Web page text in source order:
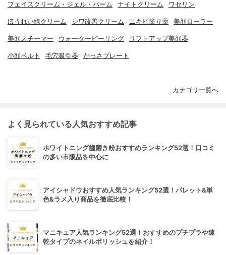
フェイスクリーム・ジェル・バーム ナイトクリーム ワセリン
ほうれい線クリーム シワ改善クリーム ニキビ塗り薬 美顔ローラー
美顔スチーマー ウォーターピーリング リフトアップ美顔器
小顔ベルト 毛穴吸引器 かっさプレート
カテゴリ一覧へ
よく見られている人気おすすめ記事
ホワイトニング歯磨き粉おすすめランキング52選！口コミ
の多い市販品を中心に
アイシャドウおすすめ人気ランキング52選！パレット&単
色&ラメ入り商品を徹底比較！
マニキュア人気ランキング52選！おすすめのプチプラや速
乾タイプのネイルポリッシュを紹介！